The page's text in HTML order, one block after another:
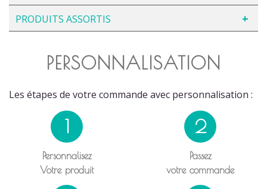
PRODUITS ASSORTIS
PERSONNALISATION
Les étapes de votre commande avec personnalisation :
1
Personnalisez
Votre produit
2
Passez
votre commande